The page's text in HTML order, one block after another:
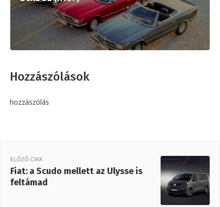
Hozzászólások
hozzászólás
ELŐZŐ CIKK
Fiat: a Scudo mellett az Ulysse is
feltámad